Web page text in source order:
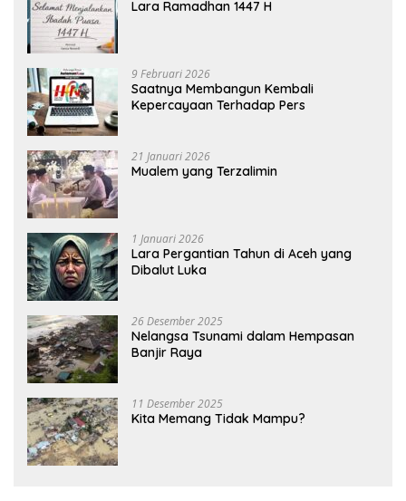
Lara Ramadhan 1447 H
9 Februari 2026
Saatnya Membangun Kembali
Kepercayaan Terhadap Pers
21 Januari 2026
Mualem yang Terzalimin
1 Januari 2026
Lara Pergantian Tahun di Aceh yang
Dibalut Luka
26 Desember 2025
Nelangsa Tsunami dalam Hempasan
Banjir Raya
11 Desember 2025
Kita Memang Tidak Mampu?